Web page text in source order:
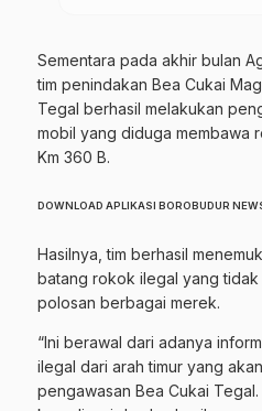
Sementara pada akhir bulan
tim penindakan Bea Cukai
Tegal berhasil melakukan
mobil yang diduga membawa
Km 360 B.
DOWNLOAD APLIKASI BOROBUDUR
Hasilnya, tim berhasil
batang rokok ilegal yang
polosan berbagai merek.
“Ini berawal dari adanya
ilegal dari arah timur yang
pengawasan Bea Cukai